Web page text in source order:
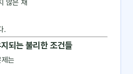
않은 채
.
되는 불리한 조건들
는